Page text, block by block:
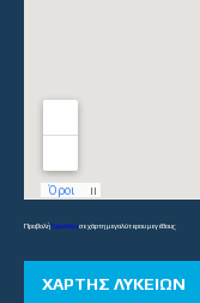
ΠροβολήΓυμνάσιασε χάρτη μεγαλύτερου μεγέθους
ΧΑΡΤΗΣ ΛΥΚΕΙΩΝ